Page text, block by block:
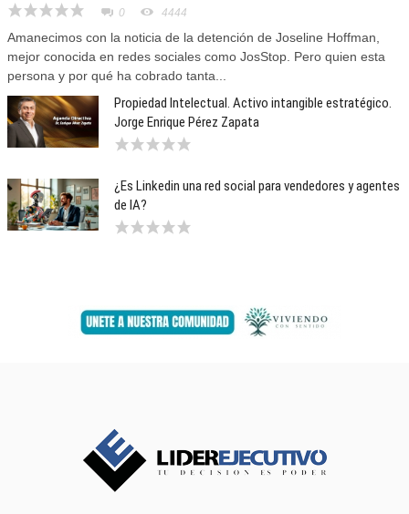
0 4444
Amanecimos con la noticia de la detención de Joseline Hoffman,
mejor conocida en redes sociales como JosStop. Pero quien esta
persona y por qué ha cobrado tanta...
Propiedad Intelectual. Activo intangible estratégico.
Jorge Enrique Pérez Zapata
¿Es Linkedin una red social para vendedores y agentes
de IA?